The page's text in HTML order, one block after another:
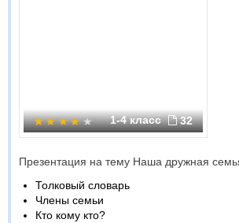
1-4 класс 32
Презентация на тему Наша дружная
Толковый словарь
Члены семьи
Кто кому кто?